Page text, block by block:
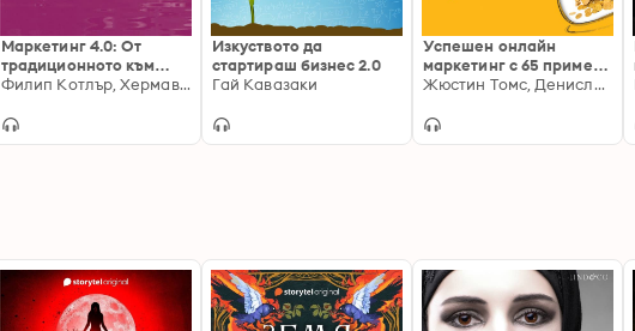
Маркетинг 4.0: От
традиционното към
дигиталното
Филип Котлър, Хермаван Картаджая, Иуан Сетиуан
Изкуството да
стартираш бизнес 2.0
Гай Кавазаки
Успешен онлайн
маркетинг с 65 примера
от практиката
Жюстин Томс, Денислав Георгиев